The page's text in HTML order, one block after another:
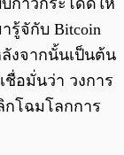
รู้จักับ Bitcoin
งจากนั้นเป็นต้น
ชื่อมั่นว่า วงการ
โฉมโลกการ